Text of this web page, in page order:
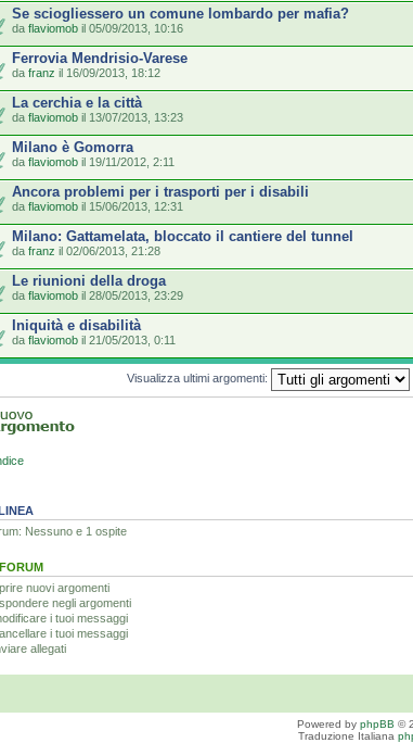
Se sciogliessero un comune lombardo per mafia?
da flaviomob il 05/09/2013, 10:16
Ferrovia Mendrisio-Varese
da franz il 16/09/2013, 18:12
La cerchia e la città
da flaviomob il 13/07/2013, 13:23
Milano è Gomorra
da flaviomob il 19/11/2012, 2:11
Ancora problemi per i trasporti per i disabili
da flaviomob il 15/06/2013, 12:31
Milano: Gattamelata, bloccato il cantiere del tunnel
da franz il 02/06/2013, 21:28
Le riunioni della droga
da flaviomob il 28/05/2013, 23:29
Iniquità e disabilità
da flaviomob il 21/05/2013, 0:11
Visualizza ultimi argomenti:
Nessuno e 1 ospite
nuovi argomenti
negli argomenti
i tuoi messaggi
i tuoi messaggi
allegati
Powered by phpBB ©
Traduzione Italiana